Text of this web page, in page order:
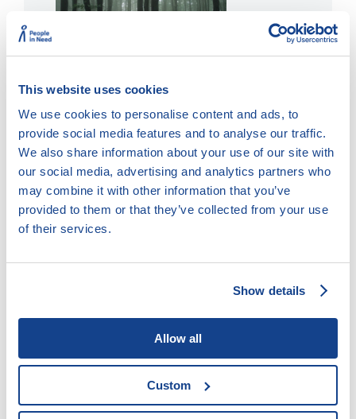
This website uses cookies
We use cookies to personalise content and ads, to
provide social media features and to analyse our traffic.
We also share information about your use of our site with
our social media, advertising and analytics partners who
may combine it with other information that you’ve
provided to them or that they’ve collected from your use
of their services.
Show details
Allow all
Custom